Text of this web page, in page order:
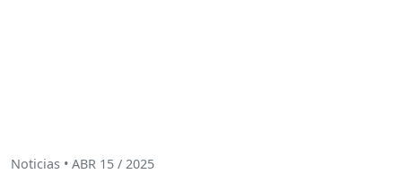
Noticias • ABR 15 / 2025